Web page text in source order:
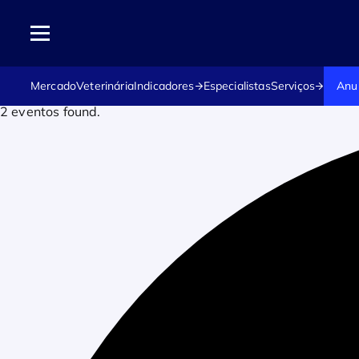
MercadoVeterináriaIndicadores EspecialistasServiços
2 eventos found.